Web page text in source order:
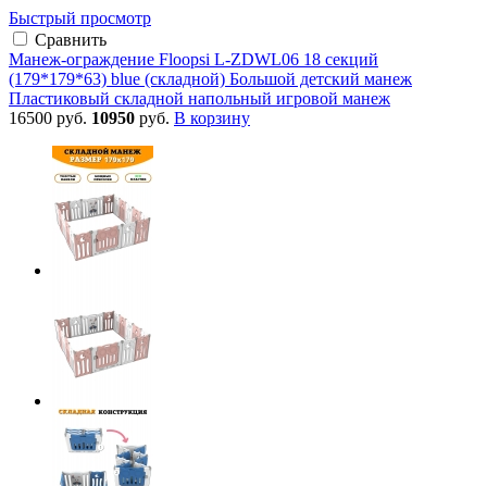
Быстрый просмотр
Сравнить
Манеж-ограждение Floopsi L-ZDWL06 18 секций
(179*179*63) blue (складной) Большой детский манеж
Пластиковый складной напольный игровой манеж
16500 руб. 10950 руб. В корзину